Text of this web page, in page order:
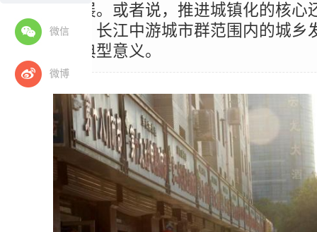
微信
微博
筹城乡发展。或者说，推进城镇化的核心
化的问题。长江中游城市群范围内的城乡
全国具有典型意义。